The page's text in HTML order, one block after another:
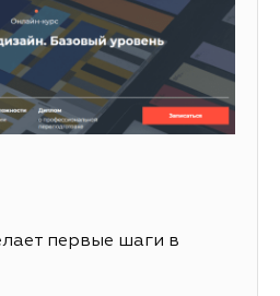
первые шаги в